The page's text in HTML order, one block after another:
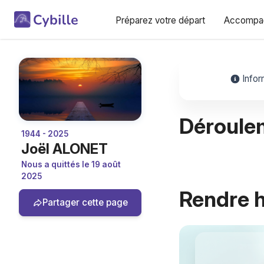
Préparez votre départ
1944 - 2025
Joël ALONET
Nous a quittés le 19 août
2025
Partager cette page Rendre